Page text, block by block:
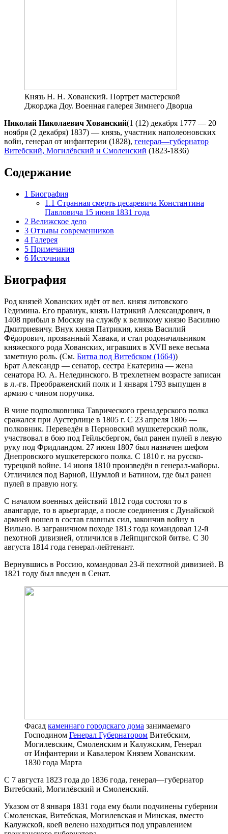
Князь Н. Н. Хованский. Портрет мастерской
Джорджа Доу. Военная галерея Зимнего Дворца
Николай Николаевич Хованский(1 (12) декабря 1777 — 20
ноября (2 декабря) 1837) — князь, участник наполеоновских
войн, генерал от инфантерии (1828), генерал—губернатор
Витебский, Могилёвский и Смоленский (1823-1836)
Содержание
1 Биография
1.1 Странная смерть цесаревича Константина
Павловича 15 июня 1831 года
2 Велижское дело
3 Отзывы современников
4 Галерея
5 Примечания
6 Источники
Биография
Род князей Хованских идёт от вел. князя литовского
Гедимина. Его правнук, князь Патрикий Александрович, в
1408 прибыл в Москву на службу к великому князю Василию
Дмитриевичу. Внук князя Патрикия, князь Василий
Фёдорович, прозванный Хавака, и стал родоначальником
княжеского рода Хованских, игравших в XVII веке весьма
заметную роль. (См. Битва под Витебском (1664))
Брат Александр — сенатор, сестра Екатерина — жена
сенатора Ю. А. Нелединского. В трехлетнем возрасте записан
в л.-гв. Преображенский полк и 1 января 1793 выпущен в
армию с чином поручика.
В чине подполковника Таврического гренадерского полка
сражался при Аустерлице в 1805 г. С 23 апреля 1806 —
полковник. Переведён в Перновский мушкетерский полк,
участвовал в бою под Гейльсбергом, был ранен пулей в левую
руку под Фридландом. 27 июня 1807 был назначен шефом
Днепровского мушкетерского полка. С 1810 г. на русско-
турецкой войне. 14 июня 1810 произведён в генерал-майоры.
Отличился под Варной, Шумлой и Батином, где был ранен
пулей в правую ногу.
С началом военных действий 1812 года состоял то в
авангарде, то в арьергарде, а после соединения с Дунайской
армией вошел в состав главных сил, закончив войну в
Вильно. В заграничном походе 1813 года командовал 12-й
пехотной дивизией, отличился в Лейпцигской битве. С 30
августа 1814 года генерал-лейтенант.
Вернувшись в Россию, командовал 23-й пехотной дивизией. В
1821 году был введен в Сенат.
Фасад каменнаго городскаго дома занимаемаго
Господином Генерал Губернатором Витебским,
Могилевским, Смоленским и Калужским, Генерал
от Инфантерии и Кавалером Князем Хованским.
1830 года Марта
С 7 августа 1823 года до 1836 года, генерал—губернатор
Витебский, Могилёвский и Смоленский.
Указом от 8 января 1831 года ему были подчинены губернии
Смоленская, Витебская, Могилевская и Минская, вместо
Калужской, коей велено находиться под управлением